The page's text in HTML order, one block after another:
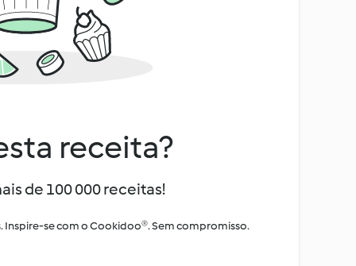
receita?
de 100 000 receitas!
Inspire-se com o Cookidoo®. Sem compromisso.